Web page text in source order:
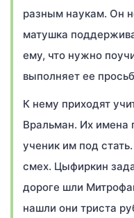
разным наукам. Он
матушка
ему, что нужно
выполняет ее
К нему приходят
Вральман. Их имена
ученик им под
смех. Цыфиркин
дороге шли
нашли они триста